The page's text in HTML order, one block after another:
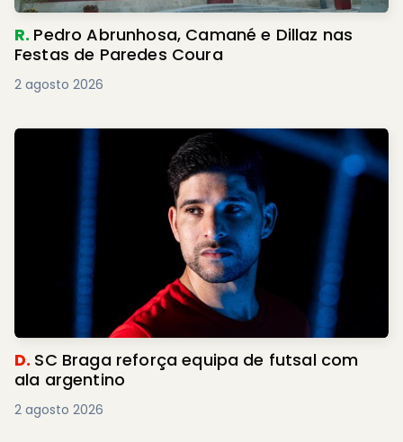
R. Pedro Abrunhosa, Camané e Dillaz nas
Festas de Paredes Coura
2 agosto 2026
D. SC Braga reforça equipa de futsal com
ala argentino
2 agosto 2026